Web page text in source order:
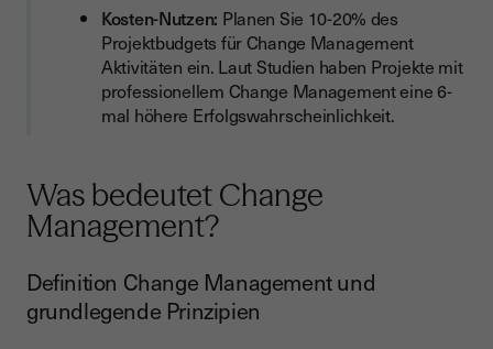
Kosten-Nutzen: Planen Sie 10-20% des
Projektbudgets für Change Management
Aktivitäten ein. Laut Studien haben Projekte mit
professionellem Change Management eine 6-
mal höhere Erfolgswahrscheinlichkeit.
Was bedeutet Change
Management?
Definition Change Management und
grundlegende Prinzipien